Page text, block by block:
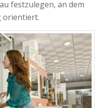
festzulegen, an dem
orientiert.